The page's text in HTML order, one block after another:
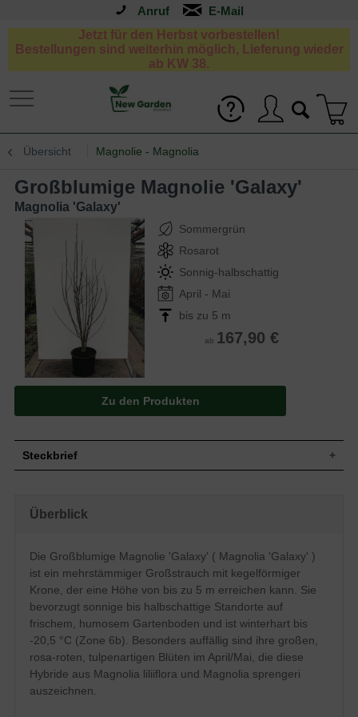
Anruf
Jetzt für den Herbst vorbestellen!
Bestellungen sind weiterhin möglich, Lieferung wieder
ab KW 38.
Übersicht Magnolie - Magnolia
Großblumige Magnolie 'Galaxy'
Magnolia 'Galaxy'
Sommergrün
Rosarot
Sonnig-halbschattig
April - Mai
bis zu 5 m
ab 167,90 €
Zu den Produkten
Steckbrief
Blatt
Sommergrün, verkehrt-eiförmig,
Oberseite dunkelgrün, Unterseite rötlich-
braun, bis zu 20 cm lang
Frucht
Unbedeutend
Blüte
Rosa-rot, tulpenartig, leicht duftend
Blütezeit
April / Mai
Rinde
Braun-grau
Wurzeln
Fleischig, sowohl oberflächlich als auch
tiefgehend
Überblick
Die Großblumige Magnolie 'Galaxy' ( Magnolia 'Galaxy' )
ist ein mehrstämmiger Großstrauch mit kegelförmiger
Krone, der eine Höhe von bis zu 5 m erreichen kann. Sie
bevorzugt sonnige bis halbschattige Standorte auf
frischem, humosem Gartenboden und ist winterhart bis
-20,5 °C (Zone 6b). Besonders auffällig sind ihre großen,
rosa-roten, tulpenartigen Blüten im April/Mai, die diese
Hybride aus Magnolia liliiflora und Magnolia sprengeri
auszeichnen.